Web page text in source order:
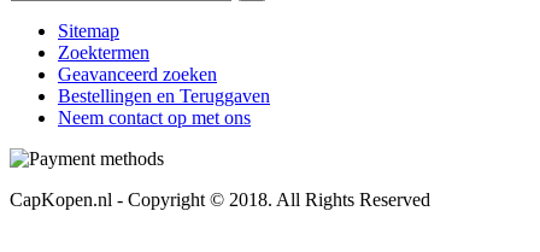
Sitemap
Zoektermen
Geavanceerd zoeken
Bestellingen en Teruggaven
Neem contact op met ons
CapKopen.nl - Copyright © 2018. All Rights Reserved